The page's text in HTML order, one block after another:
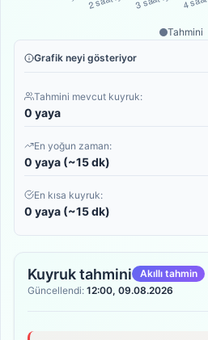
Tahmini
Grafik neyi gösteriyor
Tahmini mevcut kuyruk:
0 yaya
En yoğun zaman:
0 yaya (~15 dk)
En kısa kuyruk:
0 yaya (~15 dk)
Kuyruk tahmini
Akıllı tahmin
Güncellendi: 12:00, 09.08.2026